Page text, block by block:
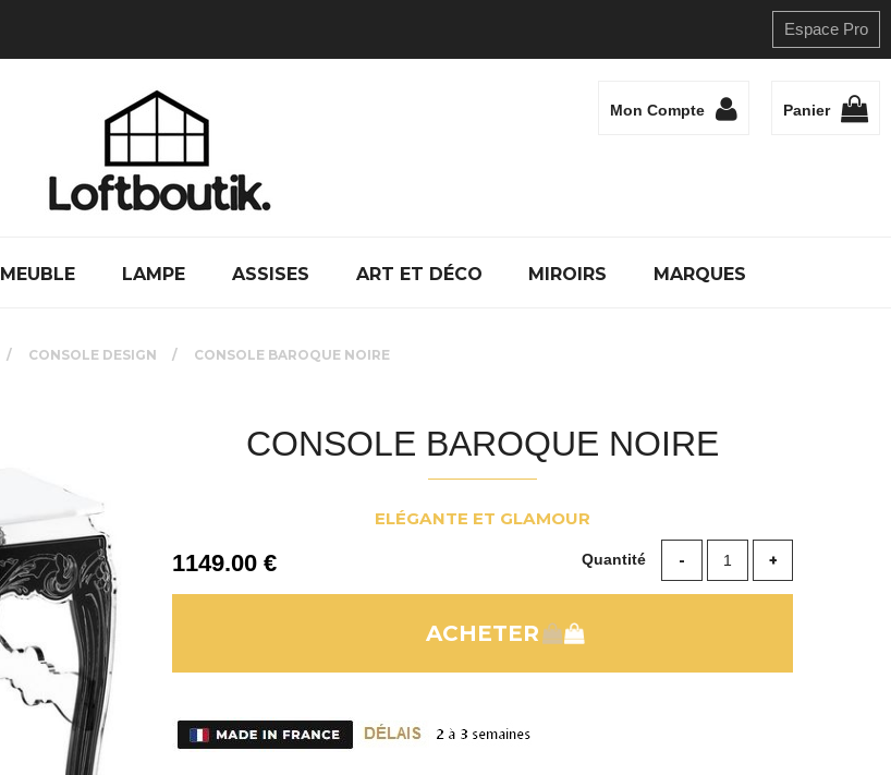
Espace Pro
Mon Compte Panier
MEUBLE LAMPE ASSISES ART ET DÉCO MIROIRS MARQUES
CONSOLE DESIGN CONSOLE BAROQUE NOIRE
CONSOLE BAROQUE NOIRE
ELÉGANTE ET GLAMOUR
1149.00€ Quantité